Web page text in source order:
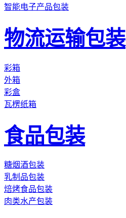
智能电子产品包装
物流运输包装
彩箱
外箱
彩盒
瓦楞纸箱
食品包装
糖烟酒包装
乳制品包装
焙烤食品包装
肉类水产包装